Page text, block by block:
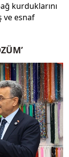
kurduklarını
ve esnaf